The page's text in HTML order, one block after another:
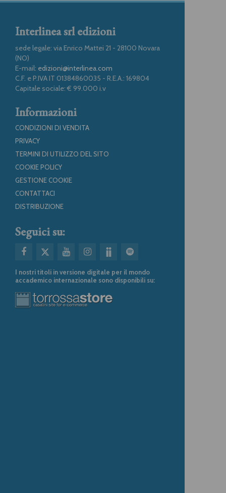
Interlinea srl edizioni
sede legale: via Enrico Mattei 21 - 28100 Novara
(NO)
E-mail: edizioni@interlinea.com
C.F. e P.IVA IT 01384860035 - R.E.A.: 169804
Capitale sociale: € 99.000 i.v
Informazioni
CONDIZIONI DI VENDITA
PRIVACY
TERMINI DI UTILIZZO DEL SITO
COOKIE POLICY
GESTIONE COOKIE
CONTATTACI
DISTRIBUZIONE
Seguici su:
I nostri titoli in versione digitale per il mondo
accademico internazionale sono disponibili su: